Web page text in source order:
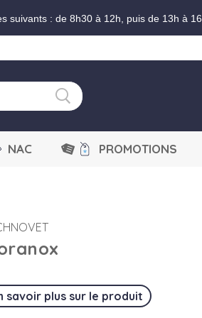
suivants : de 8h30 à 12h, puis de 13h à
NAC PROMOTIONS
savoir plus sur le produit